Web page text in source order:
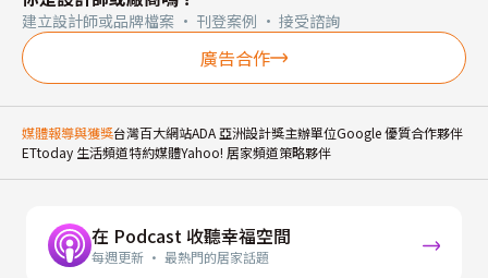
建立設計師或品牌檔案 · 刊登案例 · 接受諮詢
廣告合作
媒體報導與獲獎台灣百大網站ADA 亞洲設計獎主辦單位Google 優質合作夥伴
ETtoday 生活頻道特約媒體Yahoo! 居家頻道策略夥伴
在 Podcast 收聽幸福空間
每週更新 · 最熱門的居家話題